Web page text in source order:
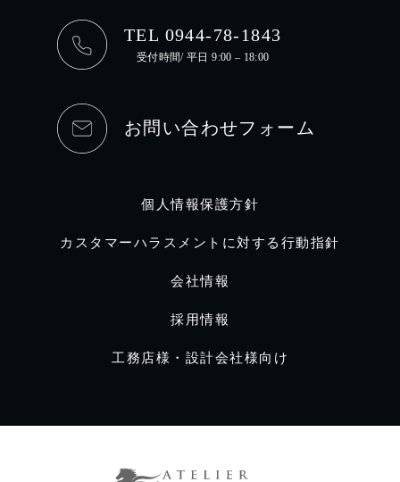
TEL 0944-78-1843
受付時間/ 平日 9:00 – 18:00
お問い合わせフォーム
個人情報保護方針
カスタマーハラスメントに対する行動指針
会社情報
採用情報
工務店様・設計会社様向け